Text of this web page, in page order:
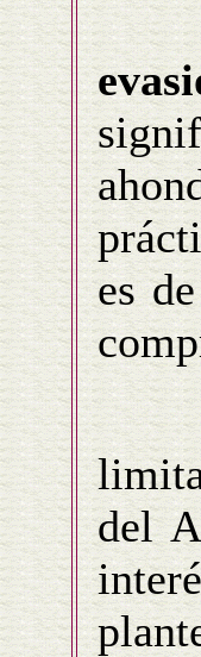
es
A
del